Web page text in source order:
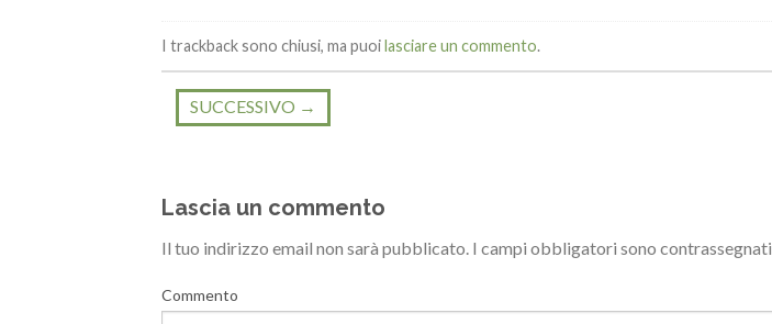
I trackback sono chiusi, ma puoilasciare un commento.
SUCCESSIVO →
Lascia un commento
Il tuo indirizzo email non sarà pubblicato. I campi obbligatori sono contrassegnati
Commento